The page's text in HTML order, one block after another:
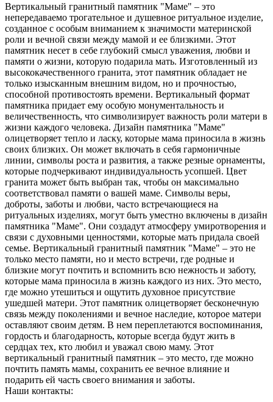
Вертикальный гранитный памятник "Маме" – это
непередаваемо трогательное и душевное ритуальное изделие,
созданное с особым вниманием к значимости материнской
роли и вечной связи между мамой и ее близкими. Этот
памятник несет в себе глубокий смысл уважения, любви и
памяти о жизни, которую подарила мать. Изготовленный из
высококачественного гранита, этот памятник обладает не
только изысканным внешним видом, но и прочностью,
способной противостоять времени. Вертикальный формат
памятника придает ему особую монументальность и
величественность, что символизирует важность роли матери в
жизни каждого человека. Дизайн памятника "Маме"
олицетворяет тепло и ласку, которые мама приносила в жизнь
своих близких. Он может включать в себя гармоничные
линии, символы роста и развития, а также резные орнаменты,
которые подчеркивают индивидуальность усопшей. Цвет
гранита может быть выбран так, чтобы он максимально
соответствовал памяти о вашей маме. Символы веры,
доброты, заботы и любви, часто встречающиеся на
ритуальных изделиях, могут быть уместно включены в дизайн
памятника "Маме". Они создадут атмосферу умиротворения и
связи с духовными ценностями, которые мать придала своей
семье. Вертикальный гранитный памятник "Маме" – это не
только место памяти, но и место встречи, где родные и
близкие могут почтить и вспомнить всю нежность и заботу,
которые мама приносила в жизнь каждого из них. Это место,
где можно утешиться и ощутить духовное присутствие
ушедшей матери. Этот памятник олицетворяет бесконечную
связь между поколениями и вечное наследие, которое матери
оставляют своим детям. В нем переплетаются воспоминания,
гордость и благодарность, которые всегда будут жить в
сердцах тех, кто любил и уважал свою маму. Этот
вертикальный гранитный памятник – это место, где можно
почтить память мамы, сохранить ее вечное влияние и
подарить ей часть своего внимания и заботы.
Наши контакты: